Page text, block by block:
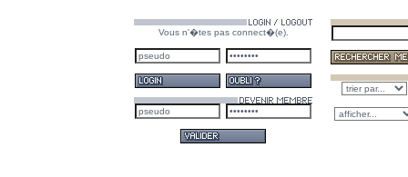
Vous n'�tes pas connect�(e).